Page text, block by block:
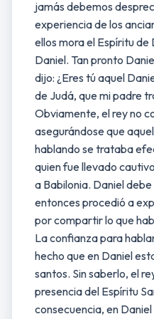
jamás debemos
experiencia de los
ellos mora el Espíritu
Daniel. Tan pronto
dijo: ¿Eres tú aquel
de Judá, que mi padre
Obviamente, el rey no
asegurándose que
hablando se trataba
quien fue llevado
a Babilonia. Daniel
entonces procedió a
por compartir lo que
La confianza para
hecho que en Daniel
santos. Sin saberlo, el
presencia del Espíritu
consecuencia, en